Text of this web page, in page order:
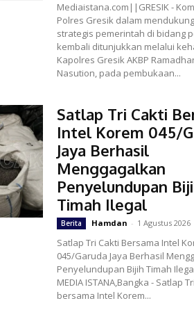
Mediaistana.com||GRESIK -
Polres Gresik dalam
strategis pemerintah di bidang
kembali ditunjukkan melalui
Kapolres Gresik AKBP
Nasution, pada pembukaan...
Satlap Tri Cakti
Intel Korem 045/
Jaya Berhasil
Menggagalkan
Penyelundupan
Timah Ilegal
Berita Hamdan - 1 Agustus 2026
Satlap Tri Cakti Bersama Intel
045/Garuda Jaya Berhasil
Penyelundupan Bijih Timah Ilegal Jakarta
MEDIA ISTANA,Bangka - Satlap
bersama Intel Korem...